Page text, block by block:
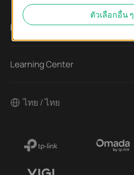
Partners
Learning Center
ไทย / ไทย
ตัวเลือกอื่น ๆ